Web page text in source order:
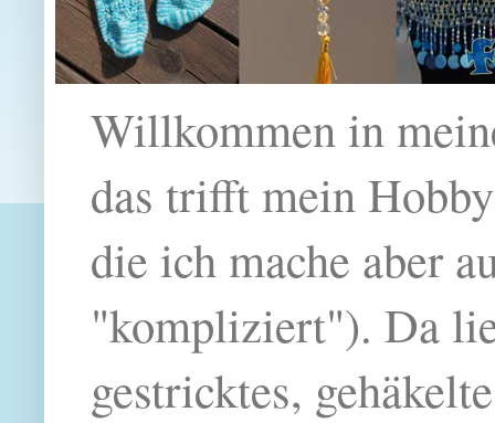
Willkommen in
das trifft mein
die ich mache aber
"kompliziert"). Da
gestricktes,